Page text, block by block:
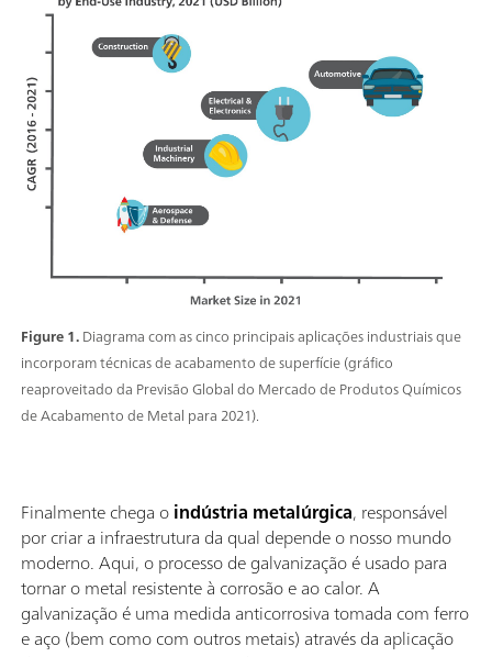
Figure 1.Diagrama com as cinco principais aplicações industriais que
incorporam técnicas de acabamento de superfície (gráfico
reaproveitado da Previsão Global do Mercado de Produtos Químicos
de Acabamento de Metal para 2021).
Finalmente chega oindústria metalúrgica, responsável
por criar a infraestrutura da qual depende o nosso mundo
moderno. Aqui, o processo de galvanização é usado para
tornar o metal resistente à corrosão e ao calor. A
galvanização é uma medida anticorrosiva tomada com ferro
e aço (bem como com outros metais) através da aplicação